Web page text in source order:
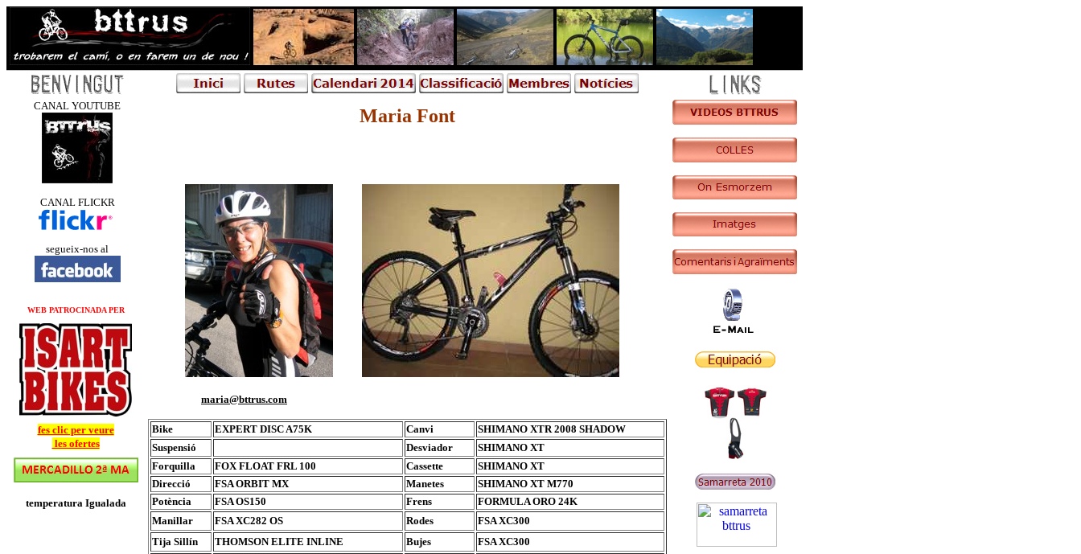
CANAL YOUTUBE
CANAL FLICKR
segueix-nos al
WEB PATROCINADA PER
fes clic per veure
les ofertes
temperatura Igualada
Maria Font
maria@bttrus.com
Bike EXPERT DISC A75K Canvi
SHIMANO XTR 2008 SHADOW
Suspensió
Desviador
SHIMANO XT
Forquilla
FOX FLOAT FRL 100 Cassette
SHIMANO XT
Direcció
FSA ORBIT MX Manetes
SHIMANO XT M770
Potència
FSA OS150 Frens
FORMULA ORO 24K
Manillar
FSA XC282 OS Rodes
FSA XC300
Tija Sillín
THOMSON ELITE INLINE Bujes
FSA XC300